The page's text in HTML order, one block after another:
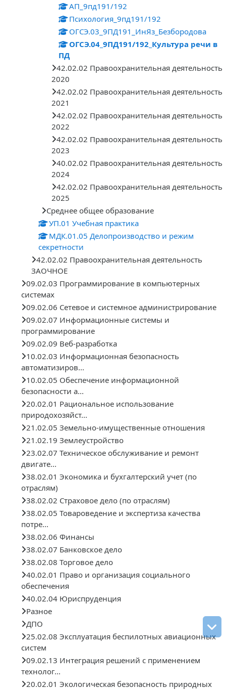
АП_9пд191/192
Психология_9пд191/192
ОГСЭ.03_9ПД191_ИнЯз_Безбородова
ОГСЭ.04_9ПД191/192_Культура речи в
ПД
42.02.02 Правоохранительная деятельность
2020
42.02.02 Правоохранительная деятельность
2021
42.02.02 Правоохранительная деятельность
2022
42.02.02 Правоохранительная деятельность
2023
40.02.02 Правоохранительная деятельность
2024
42.02.02 Правоохранительная деятельность
2025
Среднее общее образование
УП.01 Учебная практика
МДК.01.05 Делопроизводство и режим
секретности
42.02.02 Правоохранительная деятельность
ЗАОЧНОЕ
09.02.03 Программирование в компьютерных
системах
09.02.06 Сетевое и системное администрирование
09.02.07 Информационные системы и
программирование
09.02.09 Веб-разработка
10.02.03 Информационная безопасность
автоматизиров...
10.02.05 Обеспечение информационной
безопасности а...
20.02.01 Рациональное использование
природохозяйст...
21.02.05 Земельно-имущественные отношения
21.02.19 Землеустройство
23.02.07 Техническое обслуживание и ремонт
двигате...
38.02.01 Экономика и бухгалтерский учет (по
отраслям)
38.02.02 Страховое дело (по отраслям)
38.02.05 Товароведение и экспертиза качества
потре...
38.02.06 Финансы
38.02.07 Банковское дело
38.02.08 Торговое дело
40.02.01 Право и организация социального
обеспечения
40.02.04 Юриспруденция
Разное
ДПО
25.02.08 Эксплуатация беспилотных авиационных
систем
09.02.13 Интеграция решений с применением
технолог...
20.02.01 Экологическая безопасность природных